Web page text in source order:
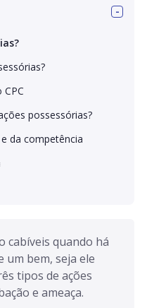
possessórias?
da competência
cabíveis quando há
um bem, seja ele
tipos de ações
e ameaça.